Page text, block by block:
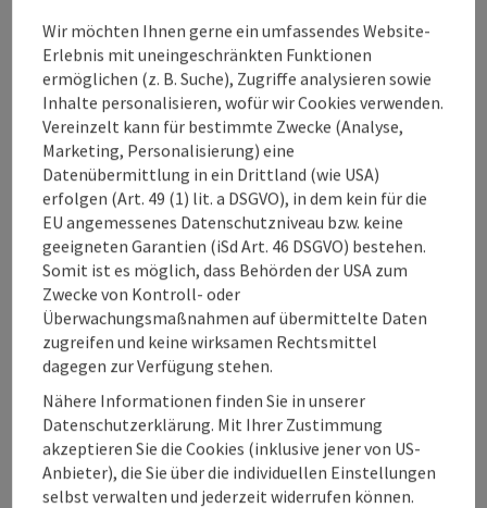
Kannst du
Unterkünfte im
360° Alpenland
direkt buchen?
Warum solltest
du deine
Unterkunft im
360° Alpenland
frühzeitig
buchen?
Wir möchten Ihnen gerne ein umfassendes Website-
Erlebnis mit uneingeschränkten Funktionen
ermöglichen (z. B. Suche), Zugriffe analysieren sowie
Inhalte personalisieren, wofür wir Cookies verwenden.
Vereinzelt kann für bestimmte Zwecke (Analyse,
Marketing, Personalisierung) eine
Datenübermittlung in ein Drittland (wie USA)
erfolgen (Art. 49 (1) lit. a DSGVO), in dem kein für die
EU angemessenes Datenschutzniveau bzw. keine
geeigneten Garantien (iSd Art. 46 DSGVO) bestehen.
Somit ist es möglich, dass Behörden der USA zum
Zwecke von Kontroll- oder
Überwachungsmaßnahmen auf übermittelte Daten
zugreifen und keine wirksamen Rechtsmittel
dagegen zur Verfügung stehen.
Nähere Informationen finden Sie in unserer
Datenschutzerklärung. Mit Ihrer Zustimmung
akzeptieren Sie die Cookies (inklusive jener von US-
Anbieter), die Sie über die individuellen Einstellungen
selbst verwalten und jederzeit widerrufen können.